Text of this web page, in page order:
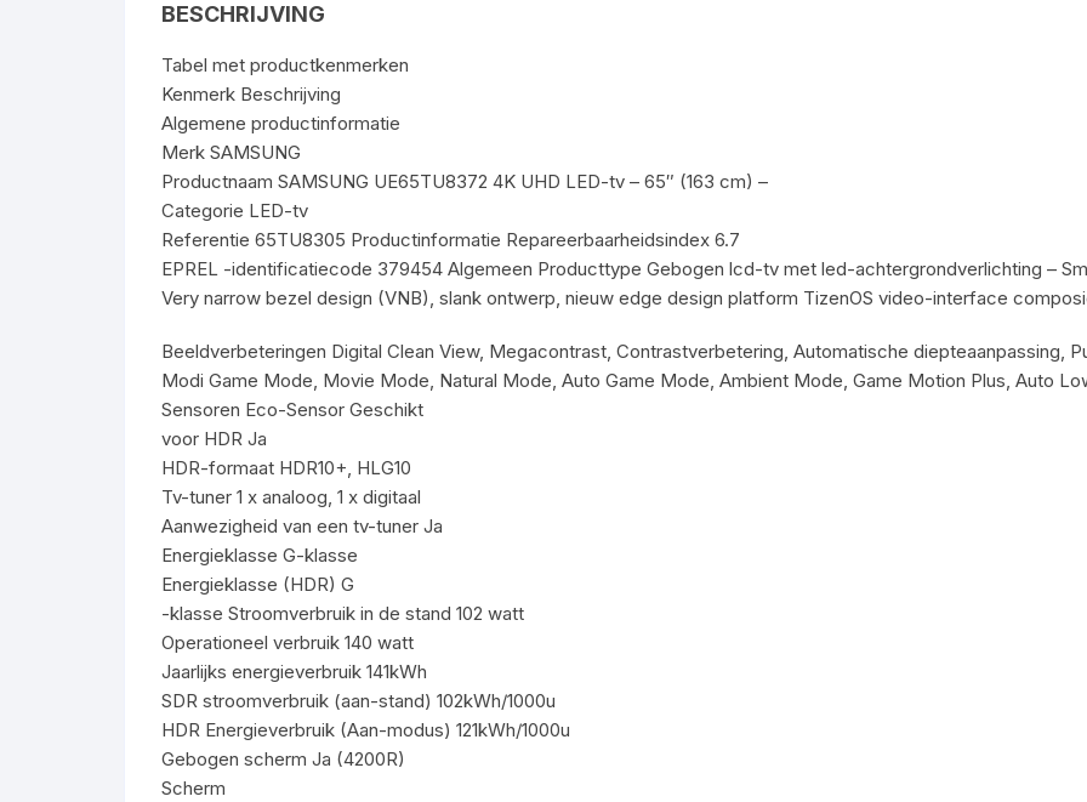
BESCHRIJVING
Tabel met productkenmerken
Kenmerk Beschrijving
Algemene productinformatie
Merk SAMSUNG
Productnaam SAMSUNG UE65TU8372 4K UHD LED-tv – 65″ (163 cm) –
Categorie LED-tv
Referentie 65TU8305 Productinformatie Repareerbaarheidsindex 6.7
EPREL -identificatiecode 379454 Algemeen Producttype Gebogen lcd-tv met led-achtergrondverlichting –
Very narrow bezel design (VNB), slank ontwerp, nieuw edge design platform TizenOS video-interface
Beeldverbeteringen Digital Clean View, Megacontrast, Contrastverbetering, Automatische diepteaanpassing,
Modi Game Mode, Movie Mode, Natural Mode, Auto Game Mode, Ambient Mode, Game Motion Plus, Auto
Sensoren Eco-Sensor Geschikt
voor HDR Ja
HDR-formaat HDR10+, HLG10
Tv-tuner 1 x analoog, 1 x digitaal
Aanwezigheid van een tv-tuner Ja
Energieklasse G-klasse
Energieklasse (HDR) G
-klasse Stroomverbruik in de stand 102 watt
Operationeel verbruik 140 watt
Jaarlijks energieverbruik 141kWh
SDR stroomverbruik (aan-stand) 102kWh/1000u
HDR Energieverbruik (Aan-modus) 121kWh/1000u
Gebogen scherm Ja (4200R)
Scherm